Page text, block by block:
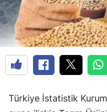
Türkiye İstatistik